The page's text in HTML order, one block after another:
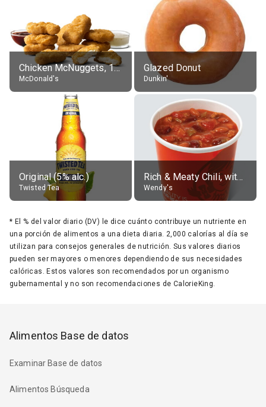
Chicken McNuggets, 10 pieces, without sauce
McDonald's
Glazed Donut
Dunkin'
Original (5% alc.)
Twisted Tea
Rich & Meaty Chili, without toppings, large
Wendy's
* El % del valor diario (DV) le dice cuánto contribuye un nutriente en
una porción de alimentos a una dieta diaria. 2,000 calorías al día se
utilizan para consejos generales de nutrición. Sus valores diarios
pueden ser mayores o menores dependiendo de sus necesidades
calóricas. Estos valores son recomendados por un organismo
gubernamental y no son recomendaciones de CalorieKing.
Alimentos Base de datos
Examinar Base de datos
Alimentos Búsqueda